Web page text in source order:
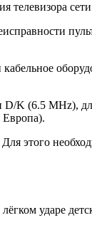
телевизора
D/K (6.5 MHz),
Европа).
этого
ударе